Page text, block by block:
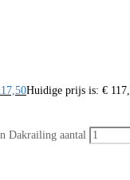
Huidige prijs is: €
Dakrailing aantal